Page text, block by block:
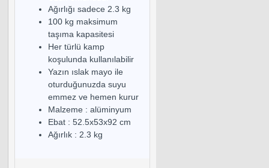
Ağırlığı sadece 2.3 kg
100 kg maksimum
taşıma kapasitesi
Her türlü kamp
koşulunda kullanılabilir
Yazın ıslak mayo ile
oturduğunuzda suyu
emmez ve hemen kurur
Malzeme : alüminyum
Ebat : 52.5x53x92 cm
Ağırlık : 2.3 kg